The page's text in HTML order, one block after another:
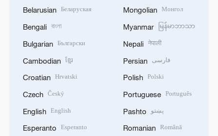
Belarusian Беларуская
Bengali বাংলা
Bulgarian Български
Cambodian ខ្មែរ
Croatian Hrvatski
Czech Český
English English
Esperanto Esperanto
Mongolian Монгол
Myanmar မြန်မာဘာသာ
Nepali नेपाली
Persian فارسی
Polish Polski
Portuguese Português
Pashto پښتو
Romanian Română